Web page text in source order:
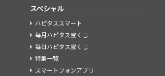
スペシャル
ハピタススマート
毎月ハピタス宝くじ
毎日ハピタス宝くじ
特集一覧
スマートフォンアプリ